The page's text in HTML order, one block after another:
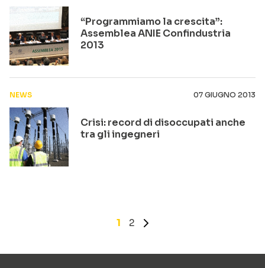
“Programmiamo la crescita”:
Assemblea ANIE Confindustria
2013
NEWS 07 GIUGNO 2013
Crisi: record di disoccupati anche
tra gli ingegneri
1 2 »